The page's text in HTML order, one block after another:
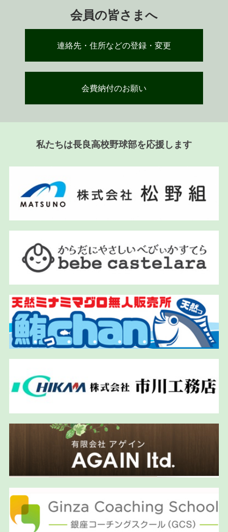
会員の皆さまへ
連絡先・住所などの登録・変更
会費納付のお願い
私たちは長良高校野球部を応援します